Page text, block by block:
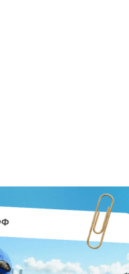
Доставка Оплата Вакансии